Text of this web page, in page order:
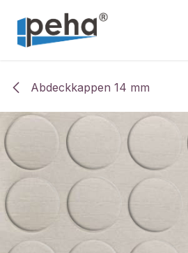
Abdeckkappen 14 mm